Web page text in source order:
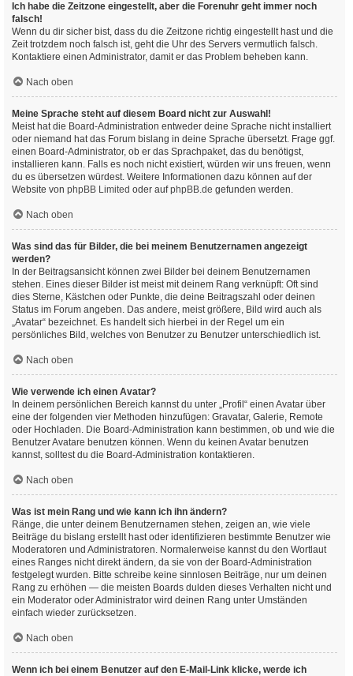
Ich habe die Zeitzone eingestellt, aber die Forenuhr geht immer noch
falsch!
Wenn du dir sicher bist, dass du die Zeitzone richtig eingestellt hast und die
Zeit trotzdem noch falsch ist, geht die Uhr des Servers vermutlich falsch.
Kontaktiere einen Administrator, damit er das Problem beheben kann.
Nach oben
Meine Sprache steht auf diesem Board nicht zur Auswahl!
Meist hat die Board-Administration entweder deine Sprache nicht installiert
oder niemand hat das Forum bislang in deine Sprache übersetzt. Frage ggf.
einen Board-Administrator, ob er das Sprachpaket, das du benötigst,
installieren kann. Falls es noch nicht existiert, würden wir uns freuen, wenn
du es übersetzen würdest. Weitere Informationen dazu können auf der
Website von phpBB Limited oder aufphpBB.de gefunden werden.
Nach oben
Was sind das für Bilder, die bei meinem Benutzernamen angezeigt
werden?
In der Beitragsansicht können zwei Bilder bei deinem Benutzernamen
stehen. Eines dieser Bilder ist meist mit deinem Rang verknüpft: Oft sind
dies Sterne, Kästchen oder Punkte, die deine Beitragszahl oder deinen
Status im Forum angeben. Das andere, meist größere, Bild wird auch als
„Avatar“ bezeichnet. Es handelt sich hierbei in der Regel um ein
persönliches Bild, welches von Benutzer zu Benutzer unterschiedlich ist.
Nach oben
Wie verwende ich einen Avatar?
In deinem persönlichen Bereich kannst du unter „Profil“ einen Avatar über
eine der folgenden vier Methoden hinzufügen: Gravatar, Galerie, Remote
oder Hochladen. Die Board-Administration kann bestimmen, ob und wie die
Benutzer Avatare benutzen können. Wenn du keinen Avatar benutzen
kannst, solltest du die Board-Administration kontaktieren.
Nach oben
Was ist mein Rang und wie kann ich ihn ändern?
Ränge, die unter deinem Benutzernamen stehen, zeigen an, wie viele
Beiträge du bislang erstellt hast oder identifizieren bestimmte Benutzer wie
Moderatoren und Administratoren. Normalerweise kannst du den Wortlaut
eines Ranges nicht direkt ändern, da sie von der Board-Administration
festgelegt wurden. Bitte schreibe keine sinnlosen Beiträge, nur um deinen
Rang zu erhöhen — die meisten Boards dulden dieses Verhalten nicht und
ein Moderator oder Administrator wird deinen Rang unter Umständen
einfach wieder zurücksetzen.
Nach oben
Wenn ich bei einem Benutzer auf den E-Mail-Link klicke, werde ich